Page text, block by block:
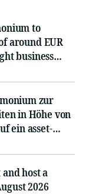
to
around EUR
business
zur
in Höhe von
ein asset-
host a
on Q2 results on 13 August 2026